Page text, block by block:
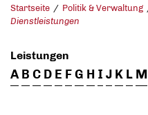
Startseite
Politik & Verwaltung
Dienstleistungen
Leistungen
A B C D E FG H I J K L M